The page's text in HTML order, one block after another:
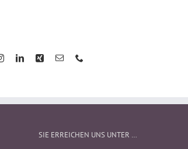
SIE ERREICHEN UNS UNTER …